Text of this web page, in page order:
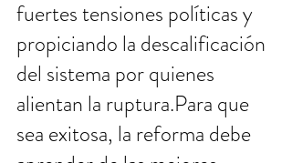
fuertes tensiones políticas y
propiciando la descalificación
del sistema por quienes
alientan la ruptura.Para que
sea exitosa, la reforma debe